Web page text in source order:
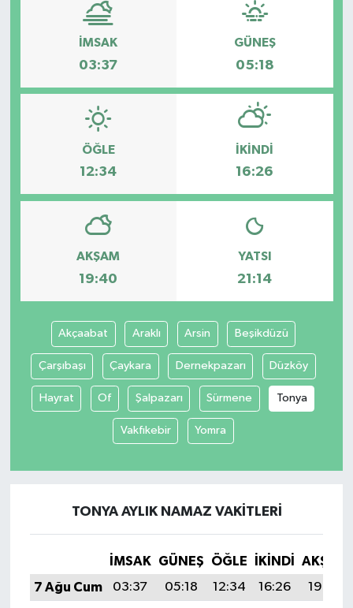
İMSAK
03:37
GÜNEŞ
05:18
ÖĞLE
12:34
İKINDI
16:26
AKŞAM
19:40
YATSI
21:14
Akçaabat Araklı Arsin Beşikdüzü
Çarşıbaşı Çaykara Dernekpazarı Düzköy
Hayrat Of Şalpazarı Sürmene Tonya
Vakfıkebir Yomra
TONYA AYLIK NAMAZ VAKITLERI
İMSAK GÜNEŞ ÖĞLE İKINDI
AKŞAM
7 Ağu Cum
03:37 05:18 12:34 16:26
19:40